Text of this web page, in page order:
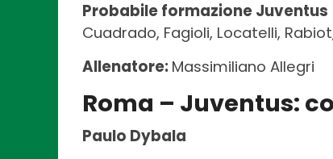
Probabile formazione
Cuadrado, Fagioli, Locatelli,
Allenatore: Massimiliano Allegri
Roma – Juventus:
Paulo Dybala